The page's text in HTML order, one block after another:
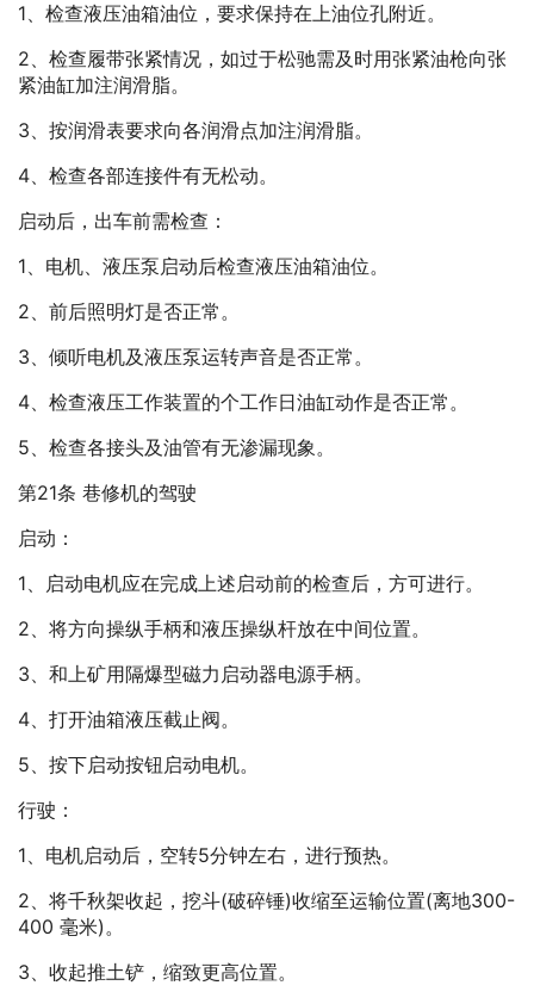
1、检查液压油箱油位，要求保持在上油位孔附近。
2、检查履带张紧情况，如过于松驰需及时用张紧油枪向张
紧油缸加注润滑脂。
3、按润滑表要求向各润滑点加注润滑脂。
4、检查各部连接件有无松动。
启动后，出车前需检查：
1、电机、液压泵启动后检查液压油箱油位。
2、前后照明灯是否正常。
3、倾听电机及液压泵运转声音是否正常。
4、检查液压工作装置的个工作日油缸动作是否正常。
5、检查各接头及油管有无渗漏现象。
第21条 巷修机的驾驶
启动：
1、启动电机应在完成上述启动前的检查后，方可进行。
2、将方向操纵手柄和液压操纵杆放在中间位置。
3、和上矿用隔爆型磁力启动器电源手柄。
4、打开油箱液压截止阀。
5、按下启动按钮启动电机。
行驶：
1、电机启动后，空转5分钟左右，进行预热。
2、将千秋架收起，挖斗(破碎锤)收缩至运输位置(离地300-
400 毫米)。
3、收起推土铲，缩致更高位置。